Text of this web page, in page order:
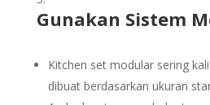
Gunakan Sistem
Kitchen set modular sering
dibuat berdasarkan ukuran